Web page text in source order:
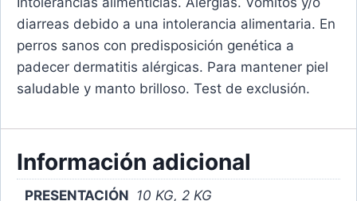
diarreas debido a una intolerancia alimentaria. En
perros sanos con predisposición genética a
padecer dermatitis alérgicas. Para mantener piel
saludable y manto brilloso. Test de exclusión.
Información adicional
PRESENTACIÓN 10 KG, 2 KG